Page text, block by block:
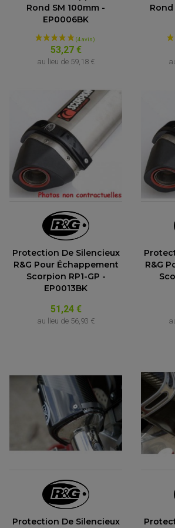
EQUIPEMENT ELECTRIQUE
ACCESSOIRES ELECTRIQUE QUAD / SSV
BOITIER CDI QUAD ET SSV
CHARGEUR DE BATTERIE QUAD / SSV
COMPTEUR QUAD / SSV
ECLAIRAGE LED / HALOGÈNE
STATOR ET REDRESSEUR / REGULATEUR
VENTILATEUR DE RADIATEUR
EQUIPEMENT FREINAGE
(3 avis)
Rond SM 100mm -
EP0006BK
53,27 €
au lieu de 59,18 €
Rond
Protection De Silencieux
R&G Pour Échappement
Scorpion RP1-GP -
EP0013BK
51,24 €
au lieu de 56,93 €
R&G
Protection De Silencieux